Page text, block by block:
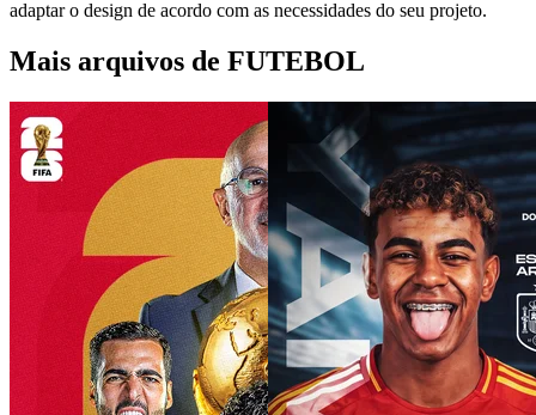
adaptar o design de acordo com as necessidades do seu projeto.
Mais arquivos de FUTEBOL